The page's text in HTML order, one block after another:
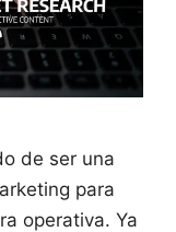
de ser una
para
operativa. Ya